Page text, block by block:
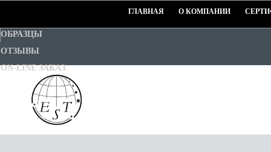
ГЛАВНАЯ О КОМПАНИИ
ОБРАЗЦЫ
ОТЗЫВЫ
ON-LINE ЗАКАЗ